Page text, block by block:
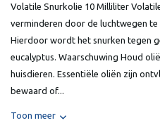
Volatile Snurkolie 10 Milliliter
verminderen door de luchtwegen
Hierdoor wordt het snurken tegen
eucalyptus. Waarschuwing Houd
huisdieren. Essentiële oliën zijn
bewaard of...
Toon meer